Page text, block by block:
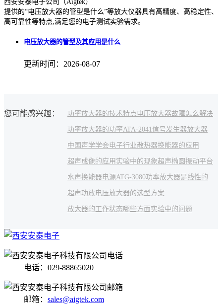
西安安泰电子公司（Aigtek）
提供的“电压放大器的管型是什么”等放大仪器具有高精度、高稳定性、
高可靠性等特点,满足您的电子测试实验需求。
电压放大器的管型及其应用是什么
更新时间：2026-08-07
您可能感兴趣： 功率放大器的技术特点 电压放大器故障怎么解决
功率放大器的功率ATA-2041信号发生器放大器
中国声学学会 电子行业散热器换能器的应用
超声成像的应用 实验中的现象 超声椭圆振动平台
水声换能器电源ATG-3080功率放大器是线性的
超声功放电压放大器的选型方案
放大器的工作状态哪些方面实验中的问题
电话：029-88865020
邮箱： sales@aigtek.com